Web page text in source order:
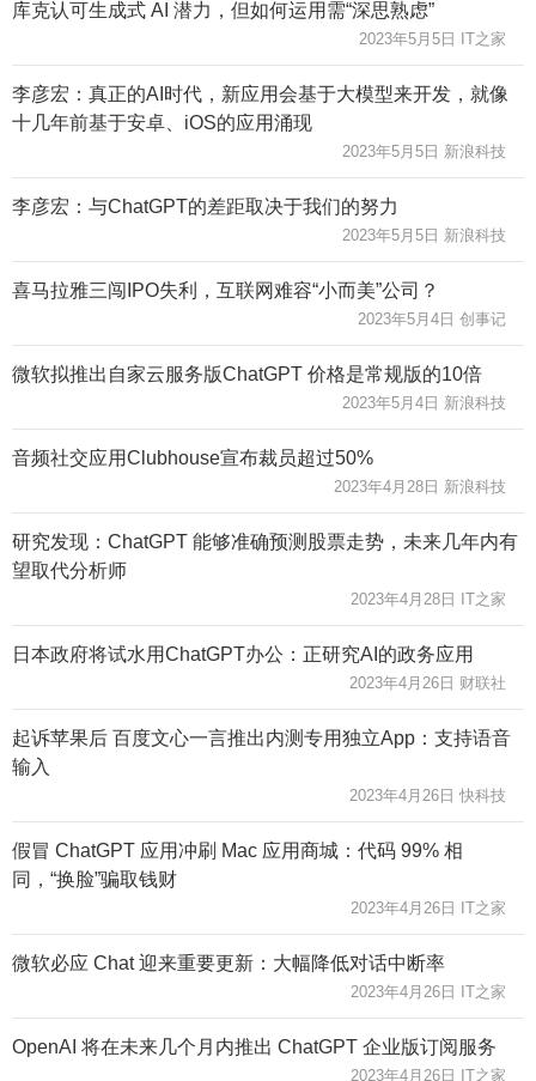
库克认可生成式 AI 潜力，但如何运用需“深思熟虑”
2023年5月5日 IT之家
李彦宏：真正的AI时代，新应用会基于大模型来开发，就像
十几年前基于安卓、iOS的应用涌现
2023年5月5日 新浪科技
李彦宏：与ChatGPT的差距取决于我们的努力
2023年5月5日 新浪科技
喜马拉雅三闯IPO失利，互联网难容“小而美”公司？
2023年5月4日 创事记
微软拟推出自家云服务版ChatGPT 价格是常规版的10倍
2023年5月4日 新浪科技
音频社交应用Clubhouse宣布裁员超过50%
2023年4月28日 新浪科技
研究发现：ChatGPT 能够准确预测股票走势，未来几年内有
望取代分析师
2023年4月28日 IT之家
日本政府将试水用ChatGPT办公：正研究AI的政务应用
2023年4月26日 财联社
起诉苹果后 百度文心一言推出内测专用独立App：支持语音
输入
2023年4月26日 快科技
假冒 ChatGPT 应用冲刷 Mac 应用商城：代码 99% 相
同，“换脸”骗取钱财
2023年4月26日 IT之家
微软必应 Chat 迎来重要更新：大幅降低对话中断率
2023年4月26日 IT之家
OpenAI 将在未来几个月内推出 ChatGPT 企业版订阅服务
2023年4月26日 IT之家